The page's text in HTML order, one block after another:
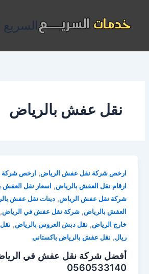
المحتوى
السريع
نقل عفش بالرياض
ارخص شركة نقل عفش الرياض, ارخص شركة
ارقام نقل العفش بالرياض, اسعار نقل العفش
شركة نقل عفش الرياض,دينات نقل عفش
العفش بالرياض,شركة نقل عفش في الرياض,
خارج الرياض, نقل دبش العروس بالرياض,
ريال, نقل عفش بالرياض باكستاني
أفضل شركة نقل عفش في
0560533140